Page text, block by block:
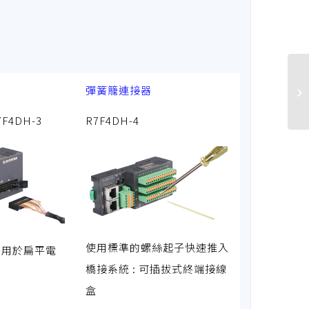
3
於扁平電
彈簧籠連接器
R7F4DH-4
使用標準的螺絲起子快速推入
橋接系統 : 可插拔式終端接線
盒